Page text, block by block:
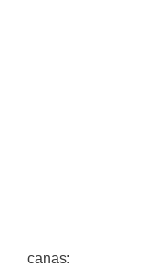
canas: